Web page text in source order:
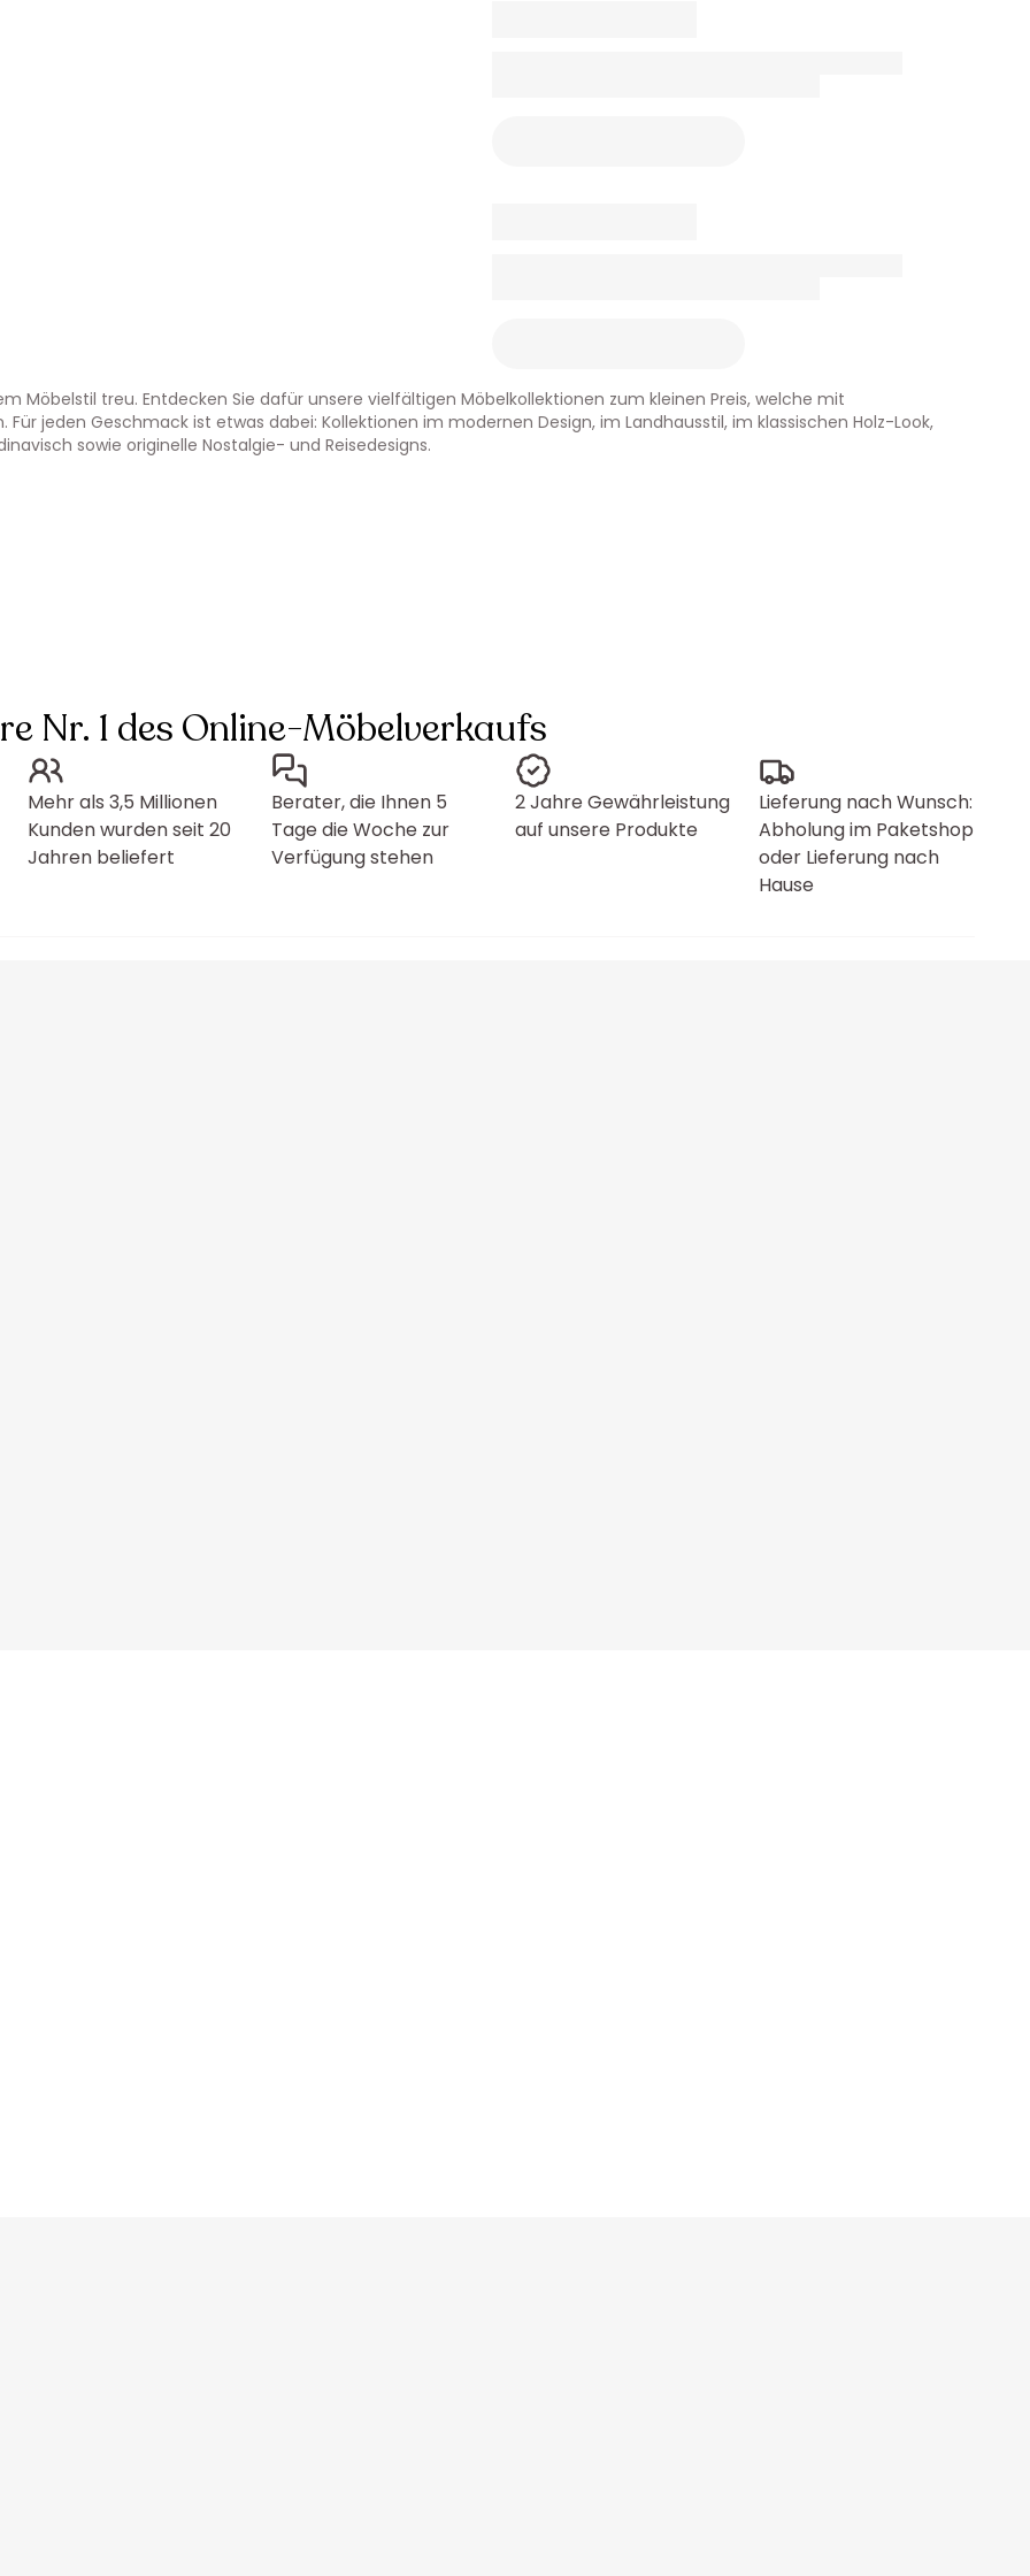
Möbelstil treu. Entdecken Sie dafür unsere vielfältigen Möbelkollektionen zum kleinen Preis, welche mit
jeden Geschmack ist etwas dabei: Kollektionen im modernen Design, im Landhausstil, im klassischen Holz-Look,
sowie originelle Nostalgie- und Reisedesigns.
Nr. 1 des Online-Möbelverkaufs
Mehr als 3,5 Millionen
Kunden wurden seit 20
Jahren beliefert
Berater, die Ihnen 5
Tage die Woche zur
Verfügung stehen
2 Jahre Gewährleistung
auf unsere Produkte
Lieferung nach Wunsch:
Abholung im Paketshop
oder Lieferung nach
Hause